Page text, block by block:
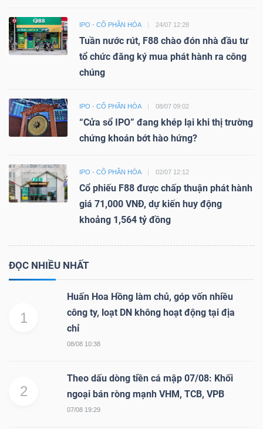
IPO - CỔ PHẦN HÓA 24/07 12:28
Tuần nước rút, F88 chào đón nhà đầu tư
tổ chức đăng ký mua phát hành ra công
chúng
IPO - CỔ PHẦN HÓA 08/07 09:02
“Cửa sổ IPO” đang khép lại khi thị trường
chứng khoán bớt hào hứng?
IPO - CỔ PHẦN HÓA 02/07 12:12
Cổ phiếu F88 được chấp thuận phát hành
giá 71,000 VNĐ, dự kiến huy động
khoảng 1,564 tỷ đồng
ĐỌC NHIỀU NHẤT
1
Huấn Hoa Hồng làm chủ, góp vốn nhiều
công ty, loạt DN không hoạt động tại địa
chỉ
08/08 10:38
2
Theo dấu dòng tiền cá mập 07/08: Khối
ngoại bán ròng mạnh VHM, TCB, VPB
07/08 19:29